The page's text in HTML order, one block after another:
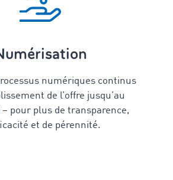
numériques continus
de l’offre jusqu’au
pour plus de transparence,
et de pérennité.